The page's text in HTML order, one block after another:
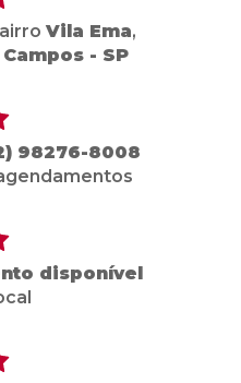
Vila Ema,
- SP
98276-8008
disponível